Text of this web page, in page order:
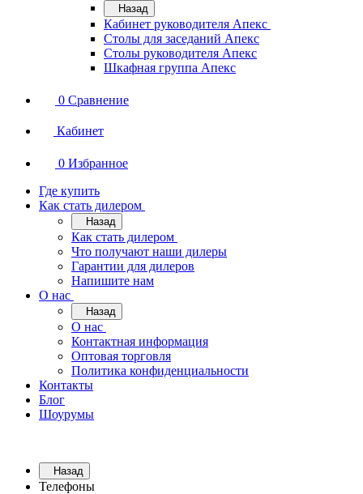
Назад
Кабинет руководителя Апекс
Столы для заседаний Апекс
Столы руководителя Апекс
Шкафная группа Апекс
0 Сравнение
Кабинет
0 Избранное
Где купить
Как стать дилером
Назад
Как стать дилером
Что получают наши дилеры
Гарантии для дилеров
Напишите нам
О нас
Назад
О нас
Контактная информация
Оптовая торговля
Политика конфиденциальности
Контакты
Блог
Шоурумы
Назад
Телефоны